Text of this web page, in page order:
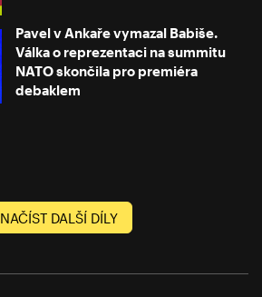
Pavel v Ankaře vymazal Babiše.
Válka o reprezentaci na summitu
NATO skončila pro premiéra
debaklem
NAČÍST DALŠÍ DÍLY